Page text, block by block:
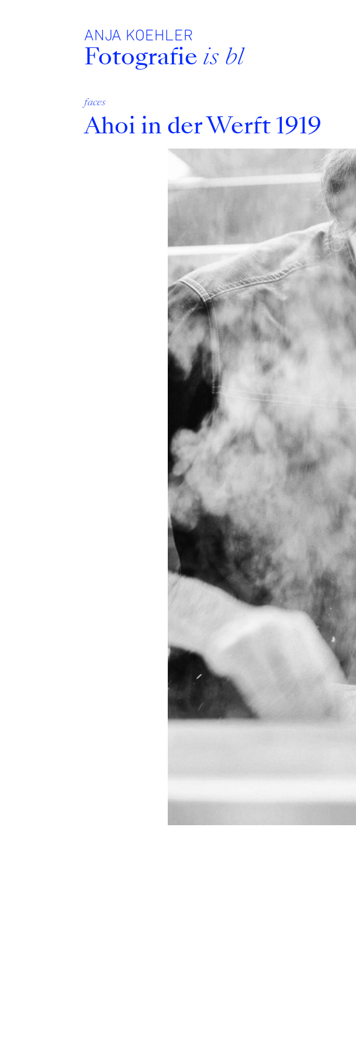
ANJA KOEHLER
Fotografie is black 'n white.
faces
Ahoi in der Werft 1919